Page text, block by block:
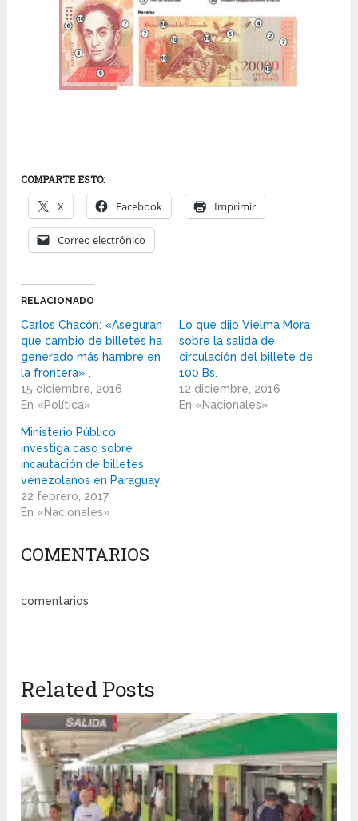
COMPARTE ESTO:
X Facebook Imprimir
Correo electrónico
RELACIONADO
Carlos Chacón: «Aseguran
que cambio de billetes ha
generado más hambre en
la frontera» .
15 diciembre, 2016
En «Política»
Lo que dijo Vielma Mora
sobre la salida de
circulación del billete de
100 Bs.
12 diciembre, 2016
En «Nacionales»
Ministerio Público
investiga caso sobre
incautación de billetes
venezolanos en Paraguay.
22 febrero, 2017
En «Nacionales»
COMENTARIOS
comentarios
Related Posts